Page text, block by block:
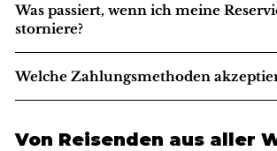
Was passiert, wenn ich meine
storniere?
Welche Zahlungsmethoden
Von Reisenden aus aller